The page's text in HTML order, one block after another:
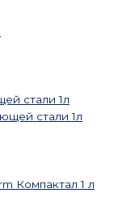
стали 1л
Компактал 1 л